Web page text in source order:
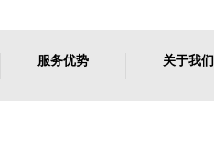
服务优势 关于我们